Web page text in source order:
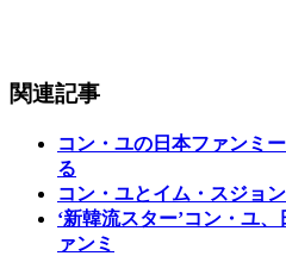
関連記事
コン・ユの日本ファンミ
る
コン・ユとイム・スジョ
‘新韓流スター’コン・ユ
ァンミ